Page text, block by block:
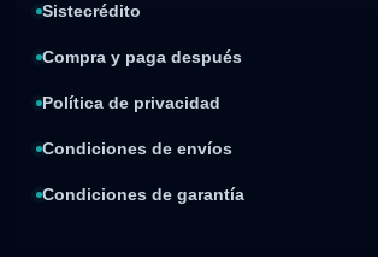
Sistecrédito
Compra y paga después
Política de privacidad
Condiciones de envíos
Condiciones de garantía